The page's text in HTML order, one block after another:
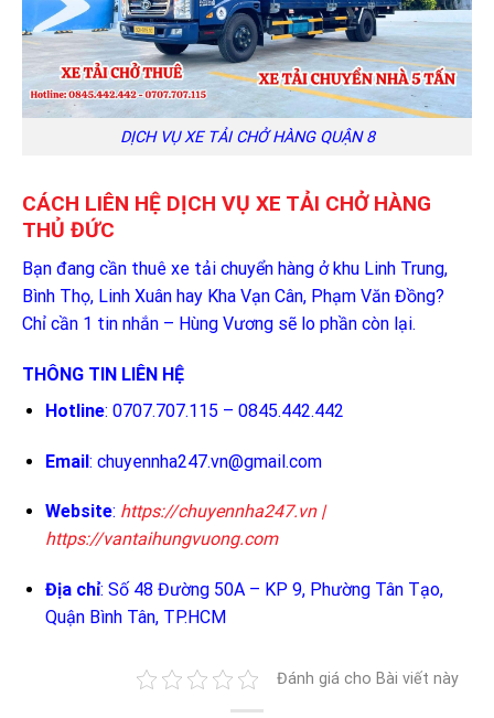
DỊCH VỤ XE TẢI CHỞ HÀNG QUẬN 8
CÁCH LIÊN HỆ DỊCH VỤ XE TẢI CHỞ HÀNG
THỦ ĐỨC
Bạn đang cần thuê xe tải chuyển hàng ở khu Linh Trung,
Bình Thọ, Linh Xuân hay Kha Vạn Cân, Phạm Văn Đồng?
Chỉ cần 1 tin nhắn – Hùng Vương sẽ lo phần còn lại.
THÔNG TIN LIÊN HỆ
Hotline: 0707.707.115 – 0845.442.442
Email: chuyennha247.vn@gmail.com
Website: https://chuyennha247.vn|
https://vantaihungvuong.com
Địa chỉ: Số 48 Đường 50A – KP 9, Phường Tân Tạo,
Quận Bình Tân, TP.HCM
Đánh giá cho Bài viết này